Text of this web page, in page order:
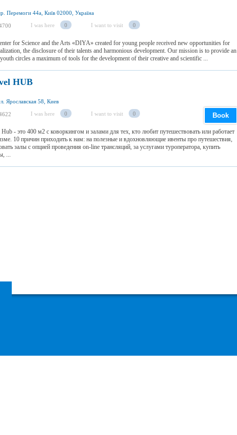
Перемоги 44а, Київ 02000, Україна
I was here 0 I want to visit 0
for Science and the Arts «DIYA» created for young people received new opportunities for
the disclosure of their talents and harmonious development. Our mission is to provide an
circles a maximum of tools for the development of their creative and scientific ...
HUB
Ярославская 58, Киев
I was here 0 I want to visit 0 Book
- это 400 м2 с коворкингом и залами для тех, кто любит путешествовать или работает
10 причин приходить к нам: на полезные и вдохновляющие ивенты про путешествия,
залы с опцией проведения оn-line трансляций, за услугами туроператора, купить
...